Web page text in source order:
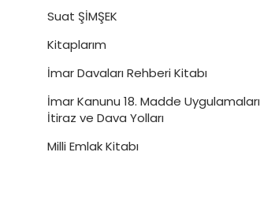
Suat ŞİMŞEK
Kitaplarım
İmar Davaları Rehberi Kitabı
İmar Kanunu 18. Madde Uygulamaları
İtiraz ve Dava Yolları
Milli Emlak Kitabı